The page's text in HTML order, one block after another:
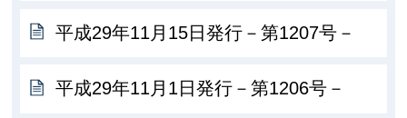
平成29年11月15日発行－第1207号－
平成29年11月1日発行－第1206号－